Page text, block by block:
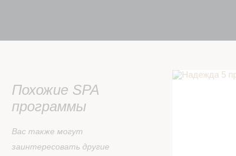
Похожие SPA
программы
Вас также могут
заинтересовать другие
Надежда 5